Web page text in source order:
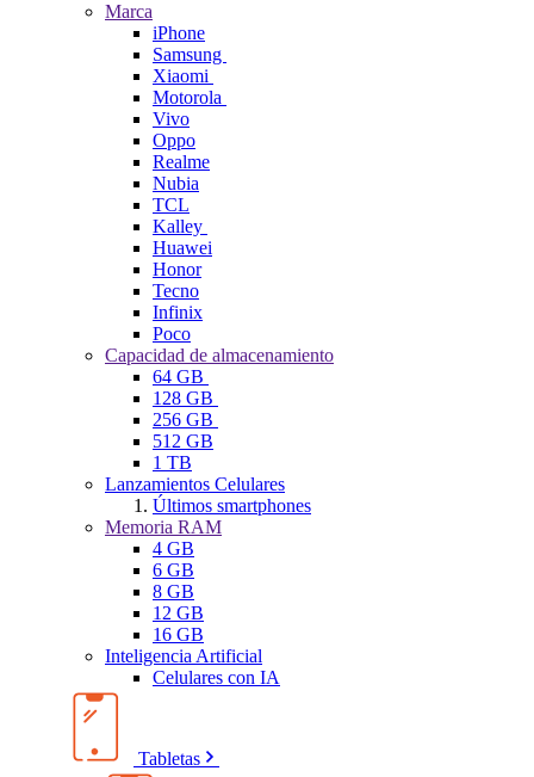
Marca
iPhone
Samsung
Xiaomi
Motorola
Vivo
Oppo
Realme
Nubia
TCL
Kalley
Huawei
Honor
Tecno
Infinix
Poco
Capacidad de almacenamiento
64 GB
128 GB
256 GB
512 GB
1 TB
Lanzamientos Celulares
Últimos smartphones
Memoria RAM
4 GB
6 GB
8 GB
12 GB
16 GB
Inteligencia Artificial
Celulares con IA
Tabletas